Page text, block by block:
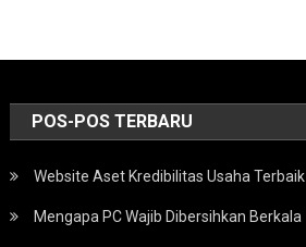
POS-POS TERBARU
Website Aset Kredibilitas Usaha Terbaik
Mengapa PC Wajib Dibersihkan Berkala